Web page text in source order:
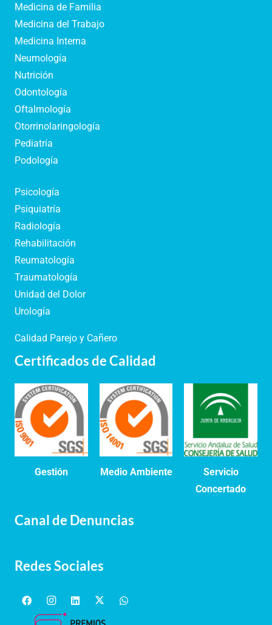
Medicina de Familia
Medicina del Trabajo
Medicina Interna
Neumología
Nutrición
Odontología
Oftalmología
Otorrinolaringología
Pediatría
Podología
Psicología
Psiquiatría
Radiología
Rehabilitación
Reumatología
Traumatología
Unidad del Dolor
Urología
Calidad Parejo y Cañero
Certificados de Calidad
Gestión Medio Ambiente
Servicio
Concertado
Canal de Denuncias
Redes Sociales